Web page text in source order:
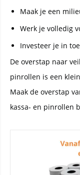
Maak je een
Werk je volledig
Investeer je in
De overstap naar
pinrollen is een
Maak de overstap
kassa- en pinrollen